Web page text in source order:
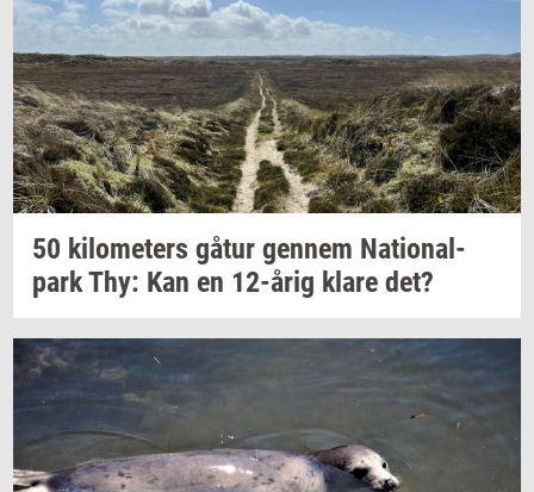
50 ki­lo­me­ters gåtur gen­nem Na­tio­nal­
parkThy: Kan en 12-årig klare det?